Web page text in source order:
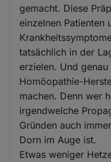
gemacht. Diese
einzelnen Patienten
tatsächlich in der
erzielen. Und
Homöopathie-
machen. Denn wer
irgendwelche
Gründen auch
Dorn im Auge ist.
Etwas weniger